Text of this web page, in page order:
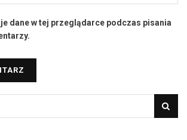
dane w tej przeglądarce podczas pisania